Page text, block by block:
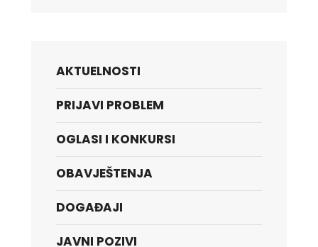
AKTUELNOSTI
PRIJAVI PROBLEM
OGLASI I KONKURSI
OBAVJEŠTENJA
DOGAĐAJI
JAVNI POZIVI